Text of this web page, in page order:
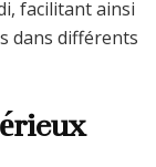
facilitant ainsi
dans différents